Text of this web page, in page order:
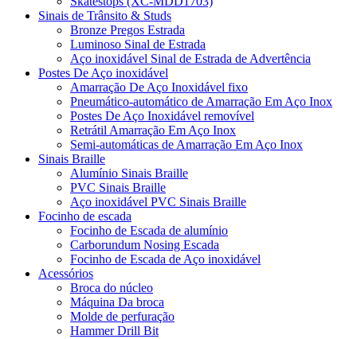
Sinais de Trânsito & Studs
Bronze Pregos Estrada
Luminoso Sinal de Estrada
Aço inoxidável Sinal de Estrada de Advertência
Postes De Aço inoxidável
Amarração De Aço Inoxidável fixo
Pneumático-automático de Amarração Em Aço Inox
Postes De Aço Inoxidável removível
Retrátil Amarração Em Aço Inox
Semi-automáticas de Amarração Em Aço Inox
Sinais Braille
Alumínio Sinais Braille
PVC Sinais Braille
Aço inoxidável PVC Sinais Braille
Focinho de escada
Focinho de Escada de alumínio
Carborundum Nosing Escada
Focinho de Escada de Aço inoxidável
Acessórios
Broca do núcleo
Máquina Da broca
Molde de perfuração
Hammer Drill Bit